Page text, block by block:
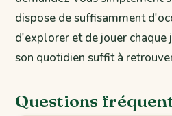
dispose de suffisamment
d'explorer et de jouer chaque
son quotidien suffit à
Questions